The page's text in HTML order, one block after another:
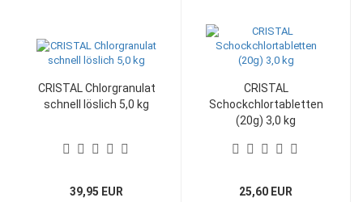
CRISTAL Chlorgranulat
schnell löslich 5,0 kg
39,95 EUR
CRISTAL
Schockchlortabletten
(20g) 3,0 kg
25,60 EUR